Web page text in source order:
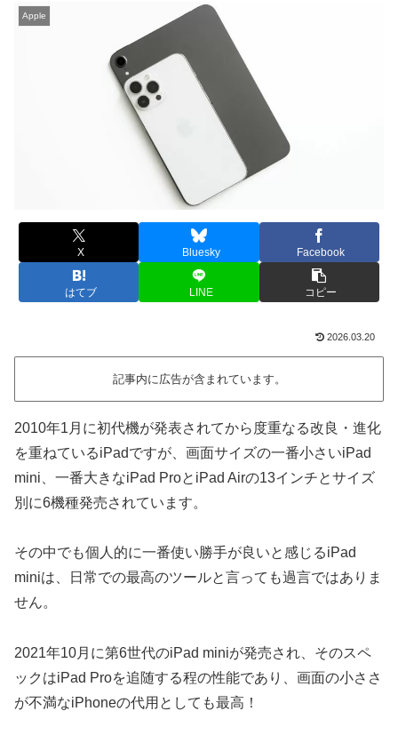
Apple
X Bluesky Facebook
はてブ LINE コピー
2026.03.20
記事内に広告が含まれています。
2010年1月に初代機が発表されてから度重なる改良・進化
を重ねているiPadですが、画面サイズの一番小さいiPad
mini、一番大きなiPad ProとiPad Airの13インチとサイズ
別に6機種発売されています。
その中でも個人的に一番使い勝手が良いと感じるiPad
miniは、日常での最高のツールと言っても過言ではありま
せん。
2021年10月に第6世代のiPad miniが発売され、そのスペ
ックはiPad Proを追随する程の性能であり、画面の小ささ
が不満なiPhoneの代用としても最高！